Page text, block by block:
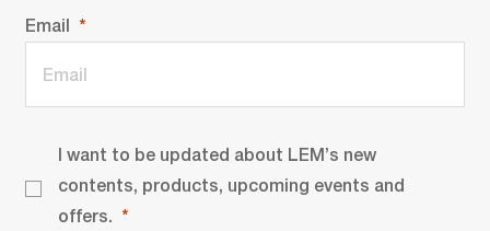
Email
I want to be updated about LEM’s new
contents, products, upcoming events and
offers.